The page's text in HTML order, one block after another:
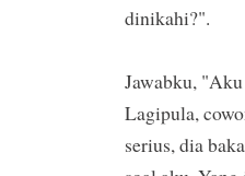
dinikahi?".
Jawabku,
Lagipula,
serius, dia